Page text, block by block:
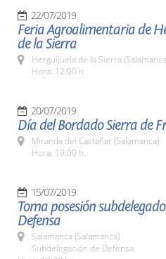
22/07/2019
Feria Agroalimentaria de
de la Sierra
Herguijuela de la Sierra
Hora: 12:00 h.
20/07/2019
Día del Bordado Sierra de
Miranda del Castañar (Salamanca)
Hora: 19:00 h.
15/07/2019
Toma posesión
Defensa
Salamanca (Salamanca)
Subdelegación de Defensa